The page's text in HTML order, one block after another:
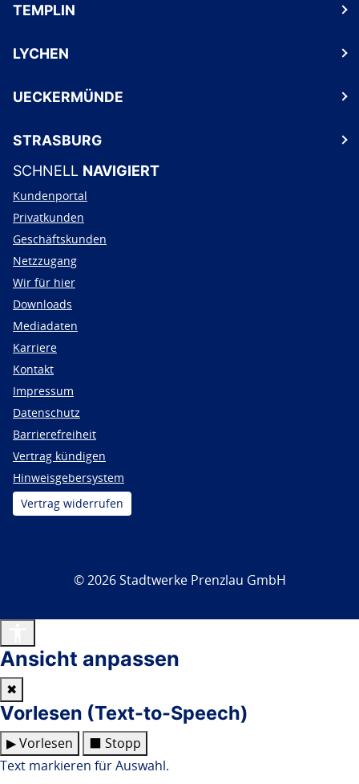
TEMPLIN
LYCHEN
UECKERMÜNDE
STRASBURG
SCHNELL NAVIGIERT
Kundenportal
Privatkunden
Geschäftskunden
Netzzugang
Wir für hier
Downloads
Mediadaten
Karriere
Kontakt
Impressum
Datenschutz
Barrierefreiheit
Vertrag kündigen
Hinweisgebersystem
Vertrag widerrufen
© 2026 Stadtwerke Prenzlau GmbH
Barrierefreiheit
Ansicht anpassen
✖
Vorlesen (Text-to-Speech)
▶ Vorlesen
⬛ Stopp
Text markieren für Auswahl.